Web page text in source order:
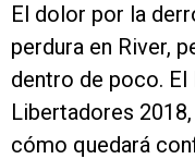
El dolor por la
perdura en River,
dentro de poco. El
Libertadores
cómo quedará